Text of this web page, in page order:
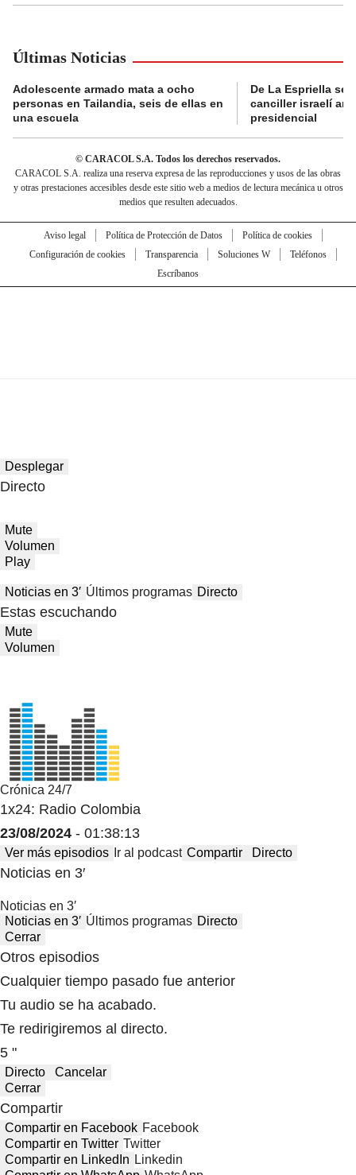
Últimas Noticias
Adolescente armado mata a ocho
personas en Tailandia, seis de ellas en
una escuela
De La Espriella se
canciller israelí
presidencial
© CARACOL S.A. Todos los derechos reservados.
CARACOL S.A. realiza una reserva expresa de las reproducciones y usos de las obras
y otras prestaciones accesibles desde este sitio web a medios de lectura mecánica u otros
medios que resulten adecuados.
Aviso legal Política de Protección de Datos
Política de cookies
Configuración de cookies
Transparencia Soluciones W
Teléfonos
Escríbanos
Desplegar
Directo
Mute
Volumen
Play
Noticias en 3′ Últimos programas Directo
Estas escuchando
Mute
Volumen
Crónica 24/7
1x24: Radio Colombia
23/08/2024 - 01:38:13
Ver más episodios Ir al podcast Compartir Directo
Noticias en 3′
Noticias en 3′
Noticias en 3′ Últimos programas Directo
Cerrar
Otros episodios
Cualquier tiempo pasado fue anterior
Tu audio se ha acabado.
Te redirigiremos al directo.
5 "
Directo
Cancelar
Cerrar
Compartir
Compartir en Facebook Facebook
Compartir en Twitter Twitter
Compartir en LinkedIn Linkedin